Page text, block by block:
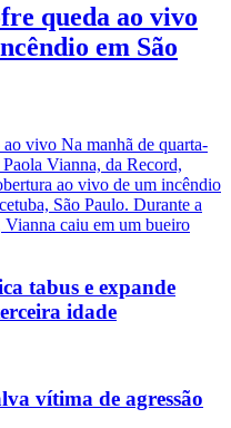
queda ao vivo
em São
vivo Na manhã de quarta-
Vianna, da Record,
ao vivo de um incêndio
São Paulo. Durante a
caiu em um bueiro
tabus e expande
idade
vítima de agressão